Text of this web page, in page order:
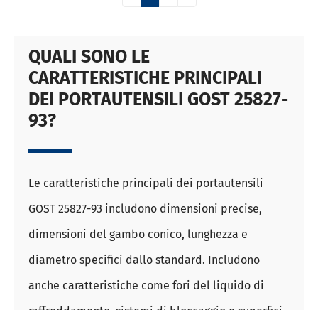
QUALI SONO LE
CARATTERISTICHE PRINCIPALI
DEI PORTAUTENSILI GOST 25827-
93?
Le caratteristiche principali dei portautensili
GOST 25827-93 includono dimensioni precise,
dimensioni del gambo conico, lunghezza e
diametro specifici dallo standard. Includono
anche caratteristiche come fori del liquido di